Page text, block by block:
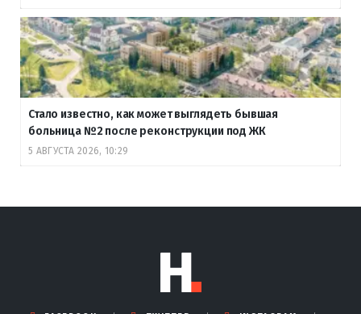
Стало известно, как может выглядеть бывшая
больница №2 после реконструкции под ЖК
5 АВГУСТА 2026, 10:29